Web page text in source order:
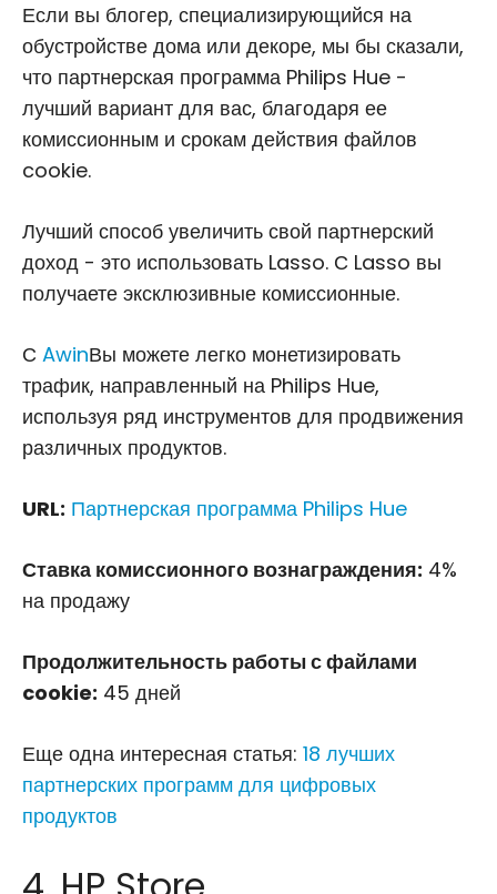
Если вы блогер, специализирующийся на
обустройстве дома или декоре, мы бы сказали,
что партнерская программа Philips Hue -
лучший вариант для вас, благодаря ее
комиссионным и срокам действия файлов
cookie.
Лучший способ увеличить свой партнерский
доход - это использовать Lasso. С Lasso вы
получаете эксклюзивные комиссионные.
С AwinВы можете легко монетизировать
трафик, направленный на Philips Hue,
используя ряд инструментов для продвижения
различных продуктов.
URL: Партнерская программа Philips Hue
Ставка комиссионного вознаграждения: 4%
на продажу
Продолжительность работы с файлами
cookie: 45 дней
Еще одна интересная статья: 18 лучших
партнерских программ для цифровых
продуктов